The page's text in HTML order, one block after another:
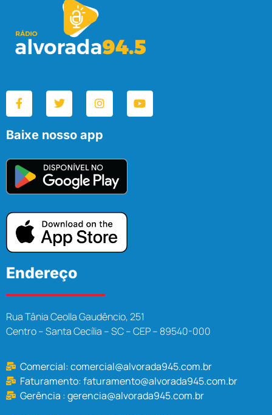
Baixe nosso app
Endereço
Rua Tânia Ceolla Gaudêncio, 251
Centro – Santa Cecília – SC – CEP – 89540-000
Comercial:comercial@alvorada945.com.br
Faturamento:faturamento@alvorada945.com.br
Gerência :gerencia@alvorada945.com.br